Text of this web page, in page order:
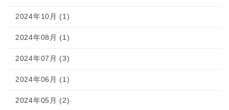
2024年10月 (1)
2024年08月 (1)
2024年07月 (3)
2024年06月 (1)
2024年05月 (2)